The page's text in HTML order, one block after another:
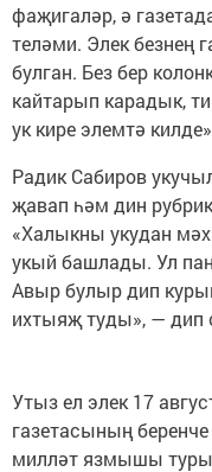
фаҗигаләр, ә
теләми. Элек безнең
булган. Без бер
кайтарып карадык,
ук кире элемтә
Радик Сабиров
җавап һәм дин
«Халыкны укудан
укый башлады. Ул
Авыр булыр дип
ихтыяҗ туды», — дип
Утыз ел элек 17
газетасының
милләт язмышы